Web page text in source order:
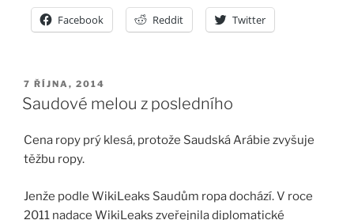
Facebook Reddit Twitter
PUBLIKOVÁNO
7 ŘÍJNA, 2014
Saudové melou z posledního
Cena ropy prý klesá, protože Saudská Arábie zvyšuje
těžbu ropy.
Jenže podle WikiLeaks Saudům ropa dochází. V roce
2011 nadace WikiLeaks zveřejnila diplomatické